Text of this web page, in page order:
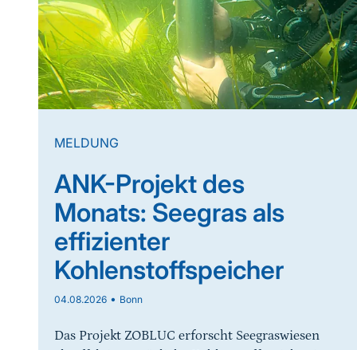
ANK-Projekt des
Monats: Seegras als
effizienter
Kohlenstoffspeicher
MELDUNG
04.08.2026 • Bonn
Das Projekt ZOBLUC erforscht Seegraswiesen